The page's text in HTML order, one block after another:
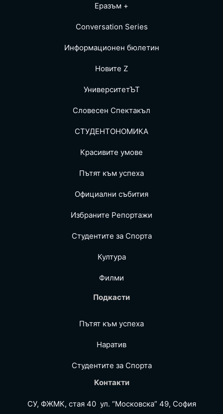
Еразъм +
Conversation Series
Информационен бюлетин
Новите Z
УниверситетЪТ
Словесен Спектакъл
СТУДЕНТОНОМИКА
Красивите умове
Пътят към успеха
Официални събития
Избраните Репoртажи
Студентите за Спортa
Култура
Филми
Подкасти
Пътят към успеха
Наратив
Студентите за Спортa
Контакти
СУ, ФЖМК, стая 40 ул. “Московска” 49, София